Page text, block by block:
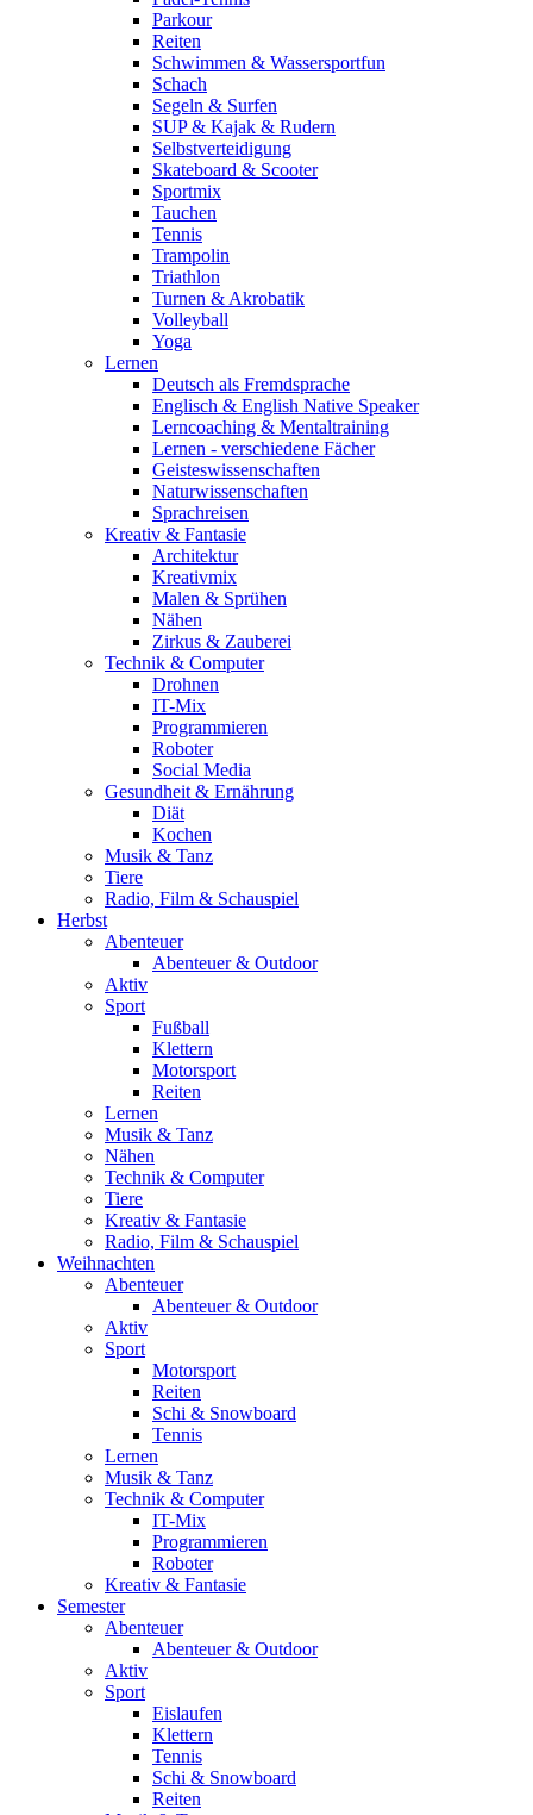
Parkour
Reiten
Schwimmen & Wassersportfun
Schach
Segeln & Surfen
SUP & Kajak & Rudern
Selbstverteidigung
Skateboard & Scooter
Sportmix
Tauchen
Tennis
Trampolin
Triathlon
Turnen & Akrobatik
Volleyball
Yoga
Lernen
Deutsch als Fremdsprache
Englisch & English Native Speaker
Lerncoaching & Mentaltraining
Lernen - verschiedene Fächer
Geisteswissenschaften
Naturwissenschaften
Sprachreisen
Kreativ & Fantasie
Architektur
Kreativmix
Malen & Sprühen
Nähen
Zirkus & Zauberei
Technik & Computer
Drohnen
IT-Mix
Programmieren
Roboter
Social Media
Gesundheit & Ernährung
Diät
Kochen
Musik & Tanz
Tiere
Radio, Film & Schauspiel
Herbst
Abenteuer
Abenteuer & Outdoor
Aktiv
Sport
Fußball
Klettern
Motorsport
Reiten
Lernen
Musik & Tanz
Nähen
Technik & Computer
Tiere
Kreativ & Fantasie
Radio, Film & Schauspiel
Weihnachten
Abenteuer
Abenteuer & Outdoor
Aktiv
Sport
Motorsport
Reiten
Schi & Snowboard
Tennis
Lernen
Musik & Tanz
Technik & Computer
IT-Mix
Programmieren
Roboter
Kreativ & Fantasie
Semester
Abenteuer
Abenteuer & Outdoor
Aktiv
Sport
Eislaufen
Klettern
Tennis
Schi & Snowboard
Reiten